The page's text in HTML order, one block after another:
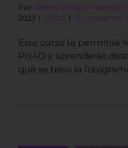
Por Alberto Holguín Asensio |
2023 | BLOG | Sin
Este curso te permitirá
Pix4D y aprenderás
que se basa la